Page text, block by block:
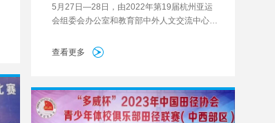
5月27日—28日，由2022年第19届杭州亚运
会组委会办公室和教育部中外人文交流中心主
体总展示活动在重庆举行。巴川中学管乐团在
初中组的全国一等奖，这也是初中组获得的唯
一一个一等奖。
查看更多